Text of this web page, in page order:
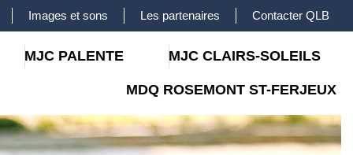
Images et sons Les partenaires Contacter QLB
MJC PALENTE MJC CLAIRS-SOLEILS
MDQ ROSEMONT ST-FERJEUX